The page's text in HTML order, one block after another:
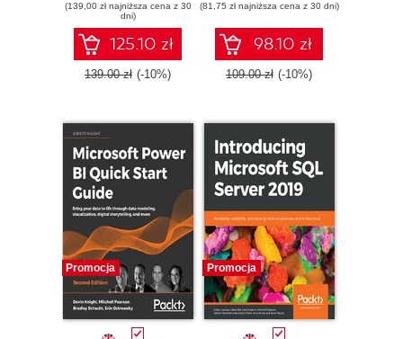
Storytelling, AI
Tools, and
Microsoft Fabric -
Fourth Edition
(139,00 zł najniższa cena z 30
dni)
125.10 zł
139.00 zł (-10%)
visualization, digital
storytelling, and
more - Third
Edition
(81,75 zł najniższa cena z 30 dni)
98.10 zł
109.00 zł (-10%)
Promocja Promocja